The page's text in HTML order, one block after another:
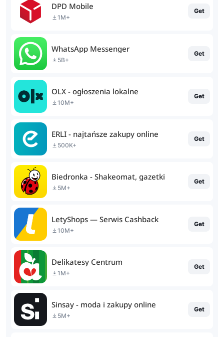
DPD Mobile
1M+
Get
WhatsApp Messenger
5B+
Get
OLX - ogłoszenia lokalne
10M+
Get
ERLI - najtańsze zakupy online
500K+
Get
Biedronka - Shakeomat, gazetki
5M+
Get
LetyShops — Serwis Cashback
10M+
Get
Delikatesy Centrum
1M+
Get
Sinsay - moda i zakupy online
5M+
Get